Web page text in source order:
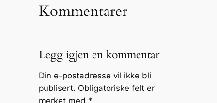
Kommentarer
Legg igjen en kommentar
Din e-postadresse vil ikke bli
publisert. Obligatoriske felt er
merket med *